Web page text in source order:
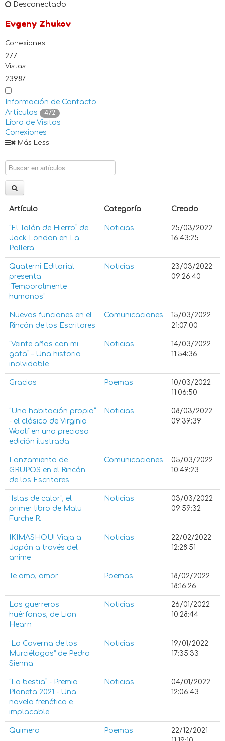
Desconectado
Evgeny Zhukov
Conexiones
277
Vistas
23987
Información de Contacto
Artículos
472
Libro de Visitas
Conexiones
Más Less
Artículo Categoría Creado
“El Talón de Hierro” de
Jack London en La
Pollera
Noticias
25/03/2022
16:43:25
Quaterni Editorial
presenta
“Temporalmente
humanos”
Noticias
23/03/2022
09:26:40
Nuevas funciones en el
Rincón de los Escritores
Comunicaciones
15/03/2022
21:07:00
“Veinte años con mi
gata” – Una historia
inolvidable
Noticias
14/03/2022
11:54:36
Gracias Poemas
10/03/2022
11:06:50
“Una habitación propia”
- el clásico de Virginia
Woolf en una preciosa
edición ilustrada
Noticias
08/03/2022
09:39:39
Lanzamiento de
GRUPOS en el Rincón
de los Escritores
Comunicaciones
05/03/2022
10:49:23
“Islas de calor”, el
primer libro de Malu
Furche R.
Noticias
03/03/2022
09:59:32
IKIMASHOU! Viaja a
Japón a través del
anime
Noticias
22/02/2022
12:28:51
Te amo, amor Poemas
18/02/2022
18:16:26
Los guerreros
huérfanos, de Lian
Hearn
Noticias
26/01/2022
10:28:44
“La Caverna de los
Murciélagos” de Pedro
Sienna
Noticias
19/01/2022
17:35:33
“La bestia” - Premio
Planeta 2021 - Una
novela frenética e
implacable
Noticias
04/01/2022
12:06:43
Quimera Poemas
22/12/2021